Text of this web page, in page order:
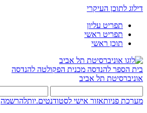
דילוג לתוכן העיקרי
תפריט עליון
תפריט ראשי
תוכן ראשי
בית הספר להנדסה מכנית הפקולטה להנדסה
אוניברסיטת תל אביב
מערכת פניותאזור אישי לסטודנטים.יותלהרשמה